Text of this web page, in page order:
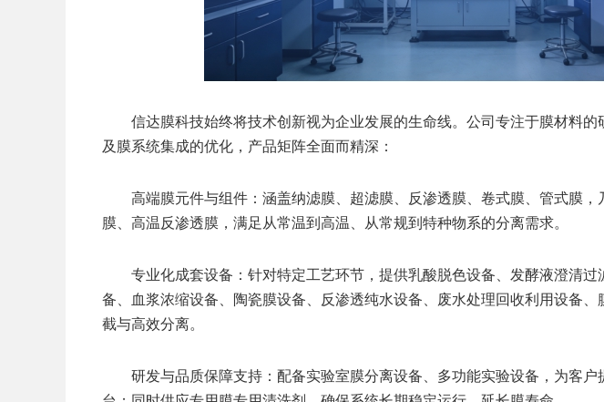
信达膜科技始终将技术创新视为企业发展的生命线。公司专注于膜材料的
及膜系统集成的优化，产品矩阵全面而精深：
高端膜元件与组件：涵盖纳滤膜、超滤膜、反渗透膜、卷式膜、管式膜
膜、高温反渗透膜，满足从常温到高温、从常规到特种物系的分离需求。
专业化成套设备：针对特定工艺环节，提供乳酸脱色设备、发酵液澄清过
备、血浆浓缩设备、陶瓷膜设备、反渗透纯水设备、废水处理回收利用设备
截与高效分离。
研发与品质保障支持：配备实验室膜分离设备、多功能实验设备，为客